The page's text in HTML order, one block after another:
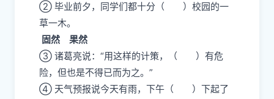
② 毕业前夕，同学们都十分（ ）校园的一
草一木。
固然 果然
③ 诸葛亮说：“用这样的计策，（ ）有危
险，但也是不得已而为之。”
④ 天气预报说今天有雨，下午（ ）下起了